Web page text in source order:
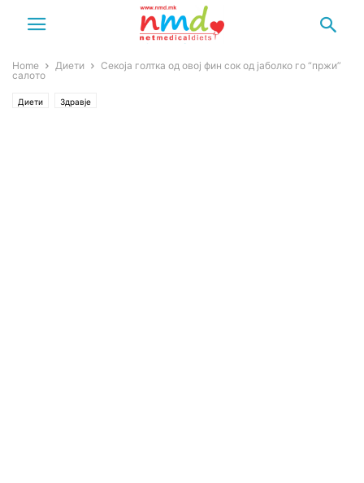
Home Диети
Секоја голтка од овој фин сок од јаболко го “пржи”
салото
Диети Здравје